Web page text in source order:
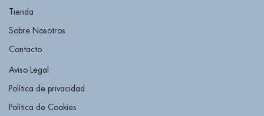
Tienda
Sobre Nosotros
Contacto
Aviso Legal
Política de privacidad
Política de Cookies